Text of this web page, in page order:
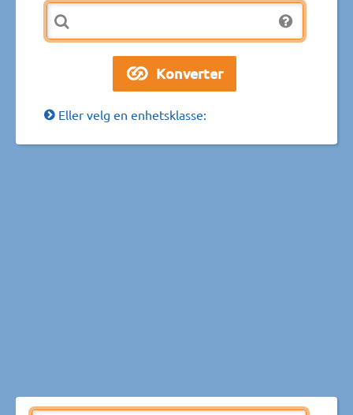
Eller velg en enhetsklasse: